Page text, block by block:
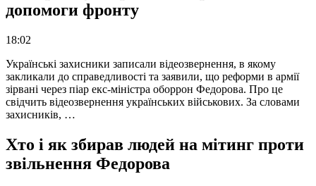
допомоги фронту
18:02
Українські захисники записали відеозвернення, в якому
закликали до справедливості та заявили, що реформи в армії
зірвані через піар екс-міністра оборрон Федорова. Про це
свідчить відеозвернення українських військових. За словами
захисників, …
Хто і як збирав людей на мітинг проти
звільнення Федорова